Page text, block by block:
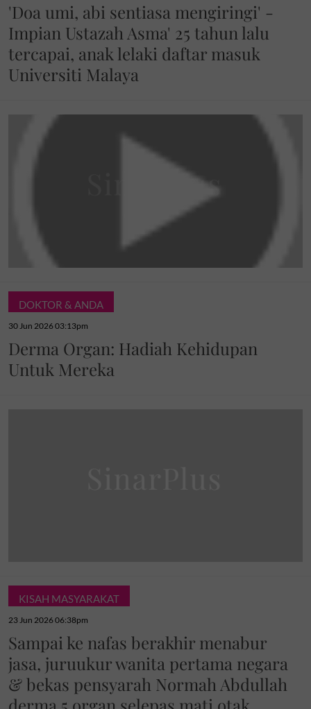
'Doa umi, abi sentiasa mengiringi' -
Impian Ustazah Asma' 25 tahun lalu
tercapai, anak lelaki daftar masuk
Universiti Malaya
DOKTOR & ANDA
30 Jun 2026 03:13pm
Derma Organ: Hadiah Kehidupan
Untuk Mereka
KISAH MASYARAKAT
23 Jun 2026 06:38pm
Sampai ke nafas berakhir menabur
jasa, juruukur wanita pertama negara
& bekas pensyarah Normah Abdullah